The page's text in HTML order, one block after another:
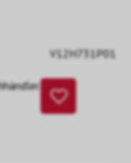
V12H731P01